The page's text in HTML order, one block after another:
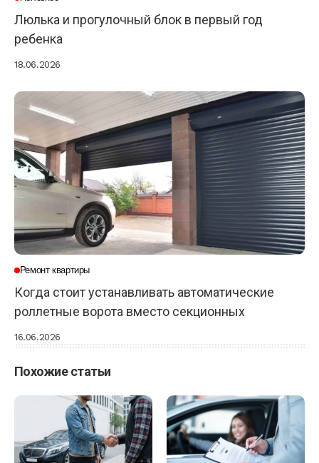
Люлька и прогулочный блок в первый год
ребенка
18.06.2026
Ремонт квартиры
Когда стоит устанавливать автоматические
роллетные ворота вместо секционных
16.06.2026
Похожие статьи